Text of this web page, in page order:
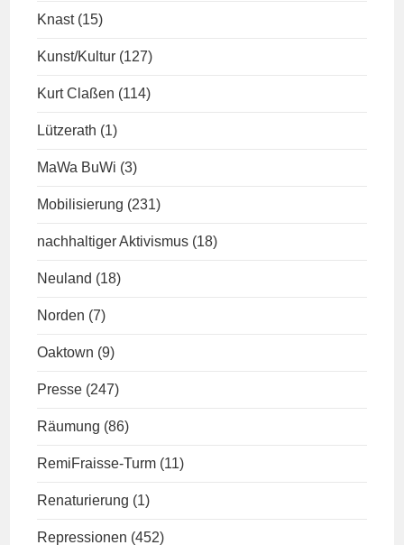
Knast (15)
Kunst/Kultur (127)
Kurt Claßen (114)
Lützerath (1)
MaWa BuWi (3)
Mobilisierung (231)
nachhaltiger Aktivismus (18)
Neuland (18)
Norden (7)
Oaktown (9)
Presse (247)
Räumung (86)
RemiFraisse-Turm (11)
Renaturierung (1)
Repressionen (452)